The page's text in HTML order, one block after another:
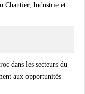
Chantier, Industrie et
dans les secteurs du
aux opportunités